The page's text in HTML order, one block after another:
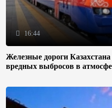
16:44
Железные дороги
вредных выбросов в